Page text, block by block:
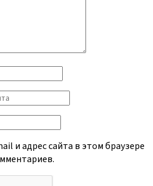
и адрес сайта в этом браузере